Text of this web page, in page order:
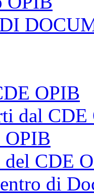
OPIB
dal CDE
OPIB
CDE
di